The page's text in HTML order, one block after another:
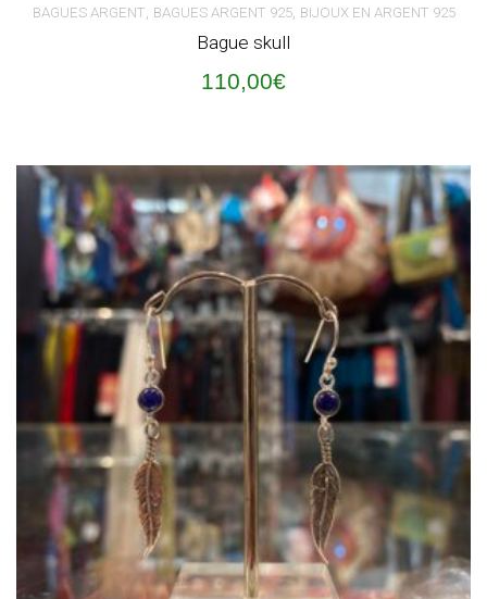
BAGUES ARGENT, BAGUES ARGENT 925, BIJOUX EN ARGENT 925
Bague skull
110,00€